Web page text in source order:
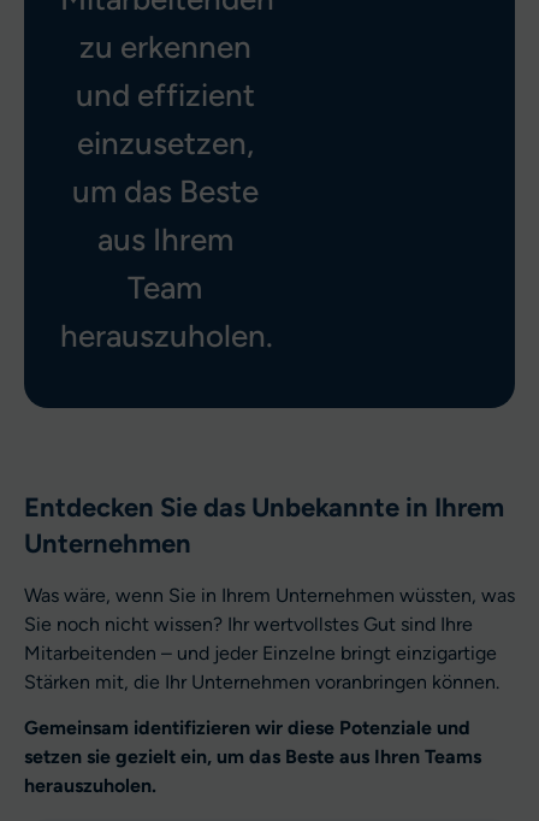
zu erkennen
und effizient
einzusetzen,
um das Beste
aus Ihrem
Team
herauszuholen.
Entdecken Sie das Unbekannte in Ihrem
Unternehmen
Was wäre, wenn Sie in Ihrem Unternehmen wüssten, was
Sie noch nicht wissen? Ihr wertvollstes Gut sind Ihre
Mitarbeitenden – und jeder Einzelne bringt einzigartige
Stärken mit, die Ihr Unternehmen voranbringen können.
Gemeinsam identifizieren wir diese Potenziale und
setzen sie gezielt ein, um das Beste aus Ihren Teams
herauszuholen.